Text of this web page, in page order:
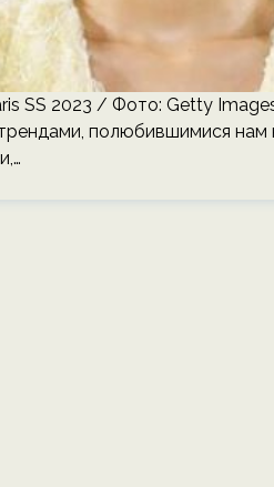
SS 2023 / Фото: Getty
полюбившимися нам